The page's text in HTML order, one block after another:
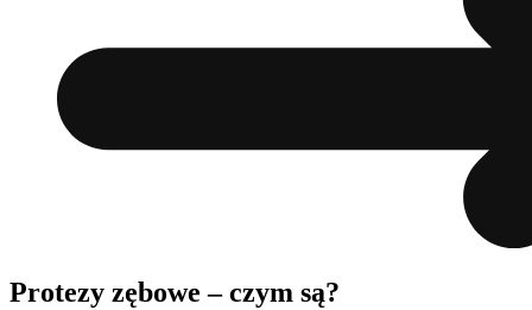
Protezy zębowe – czym są?